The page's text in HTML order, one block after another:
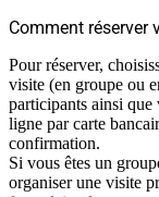
Comment réserver
Pour réserver,
visite (en groupe ou
participants ainsi que
ligne par carte
confirmation.
Si vous êtes un
organiser une visite